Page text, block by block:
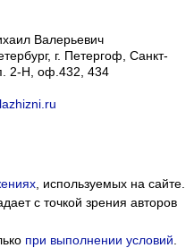
Валерьевич
г. Петергоф, Санкт-
2-Н, оф.432, 434
, используемых на сайте.
с точкой зрения авторов
при выполнении условий.